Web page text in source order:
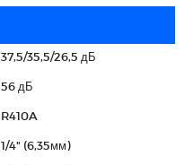
37,5/35,5/26,5 дБ
56 дБ
R410A
1/4" (6,35мм)